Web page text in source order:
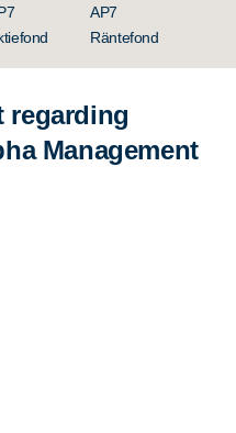
AP7
Räntefond
regarding
Management